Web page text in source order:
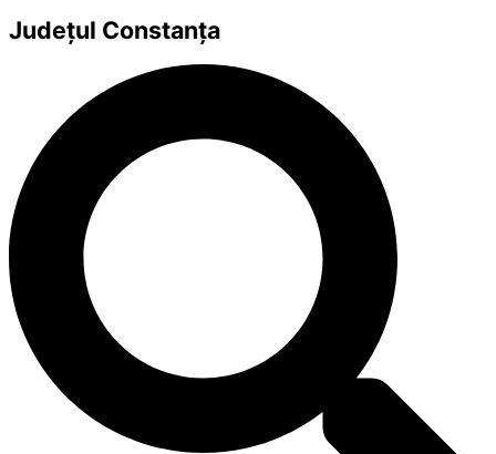
Județul Constanța